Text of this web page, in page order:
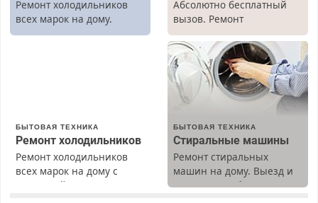
Ремонт холодильников
всех марок на дому.
Абсолютно бесплатный
вызов. Ремонт
холодильников всех
марок на дому, с
гарантией. Все р-ны.
Срочно. Без выходных.
Пенсионерам – скидки до
40%. Мастер со стажем.
БЫТОВАЯ ТЕХНИКА
Ремонт холодильников
Ремонт холодильников
всех марок на дому с
гарантией. Замена
БЫТОВАЯ ТЕХНИКА
Стиральные машины
Ремонт стиральных
машин на дому. Выезд и
диагностика бесплатно.